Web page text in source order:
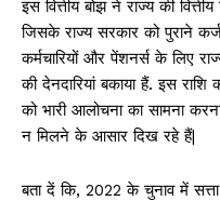
इस वित्तीय बोझ ने राज्य की
जिसके राज्य सरकार को पुराने
कर्मचारियों और पेंशनर्स के लिए
की देनदारियां बकाया हैं. इस
को भारी आलोचना का सामना
न मिलने के आसार दिख रहे हैं|
बता दें कि, 2022 के चुनाव में